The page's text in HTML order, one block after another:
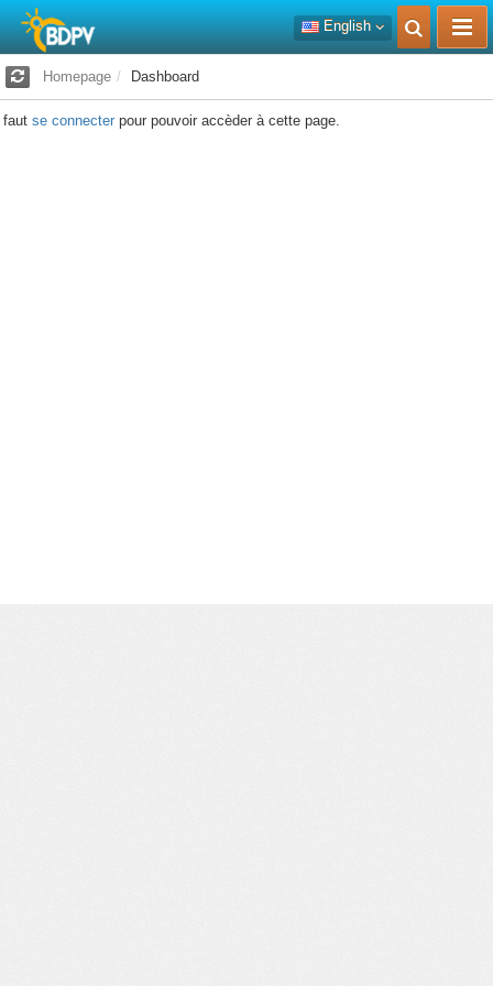
English
Homepage Dashboard
faut se connecter pour pouvoir accèder à cette page.